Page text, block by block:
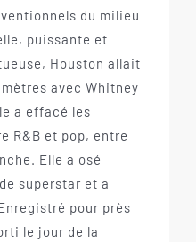
du milieu
puissante et
Houston allait
avec Whitney
a effacé les
R&B et pop, entre
Elle a osé
superstar et a
pour près
le jour de la